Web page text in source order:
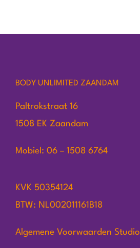
BODY UNLIMITED ZAANDAM
Paltrokstraat 16
1508 EK Zaandam
Mobiel: 06 – 1508 6764
KVK 50354124
BTW: NL002011161B18
Algemene Voorwaarden Studio